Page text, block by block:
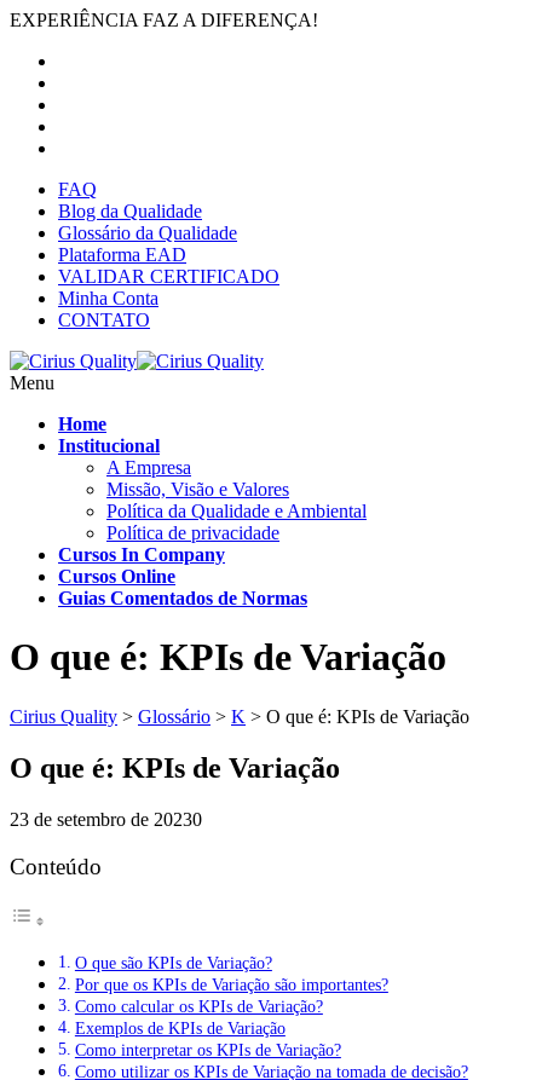
EXPERIÊNCIA FAZ A DIFERENÇA!
FAQ
Blog da Qualidade
Glossário da Qualidade
Plataforma EAD
VALIDAR CERTIFICADO
Minha Conta
CONTATO
Menu
Home
Institucional
A Empresa
Missão, Visão e Valores
Política da Qualidade e Ambiental
Política de privacidade
Cursos In Company
Cursos Online
Guias Comentados de Normas
O que é: KPIs de Variação
Cirius Quality > Glossário > K > O que é: KPIs de Variação
O que é: KPIs de Variação
23 de setembro de 20230
Conteúdo
O que são KPIs de Variação?
Por que os KPIs de Variação são importantes?
Como calcular os KPIs de Variação?
Exemplos de KPIs de Variação
Como interpretar os KPIs de Variação?
Como utilizar os KPIs de Variação na tomada de decisão?